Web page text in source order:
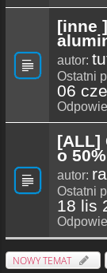
[inne
autor:
Ostatni
06
[ALL]
o
autor:
Ostatni
18 lis
NOWY TEMAT